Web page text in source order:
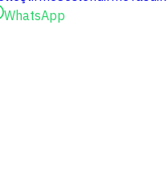
WhatsApp